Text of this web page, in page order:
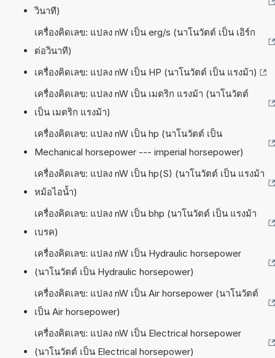
วินาที)
เครื่องคิดเลข: แปลง nW เป็น erg/s (นาโนวัตต์ เป็น เอิร์ก
ต่อวินาที)
เครื่องคิดเลข: แปลง nW เป็น HP (นาโนวัตต์ เป็น แรงม้า)
เครื่องคิดเลข: แปลง nW เป็น เมตริก แรงม้า (นาโนวัตต์
เป็น เมตริก แรงม้า)
เครื่องคิดเลข: แปลง nW เป็น hp (นาโนวัตต์ เป็น
Mechanical horsepower --- imperial horsepower)
เครื่องคิดเลข: แปลง nW เป็น hp(S) (นาโนวัตต์ เป็น แรงม้า
หม้อไอน้ำ)
เครื่องคิดเลข: แปลง nW เป็น bhp (นาโนวัตต์ เป็น แรงม้า
เบรค)
เครื่องคิดเลข: แปลง nW เป็น Hydraulic horsepower
(นาโนวัตต์ เป็น Hydraulic horsepower)
เครื่องคิดเลข: แปลง nW เป็น Air horsepower (นาโนวัตต์
เป็น Air horsepower)
เครื่องคิดเลข: แปลง nW เป็น Electrical horsepower
(นาโนวัตต์ เป็น Electrical horsepower)